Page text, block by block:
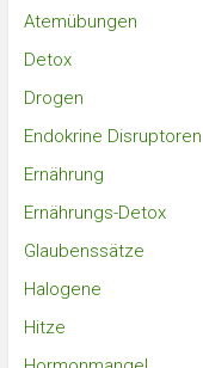
Atemübungen
Detox
Drogen
Endokrine Disruptoren
Ernährung
Ernährungs-Detox
Glaubenssätze
Halogene
Hitze